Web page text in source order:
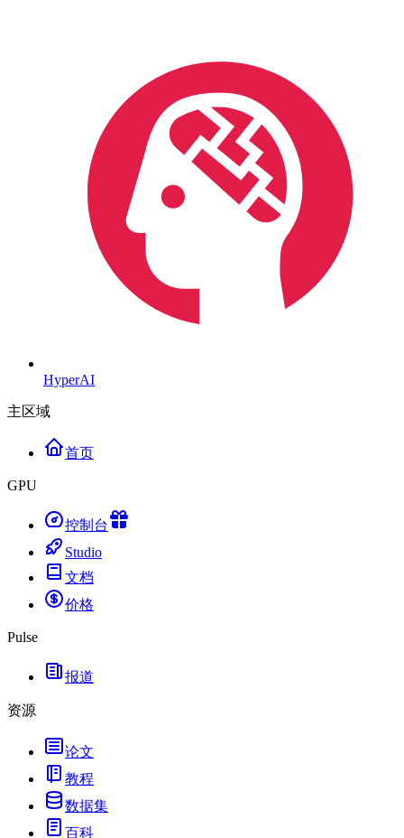
HyperAI
主区域
首页
GPU
控制台
Studio
文档
价格
Pulse
报道
资源
论文
教程
数据集
百科